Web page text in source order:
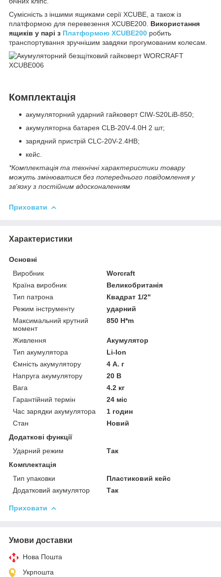
Сумісність з іншими ящиками серії XCUBE, а також із
платформою для перевезення XCUBE200. Використання
ящиків у парі з Платформою XCUBE200 робить
транспортування зручнішим завдяки прогумованим колесам.
Комплектація
акумуляторний ударний гайковерт CIW-S20LiB-850;
акумуляторна батарея CLB-20V-4.0H 2 шт;
зарядний пристрій CLC-20V-2.4HB;
кейс.
*Комплектація та технічні характеристики товару
можуть змінюватися без попереднього повідомлення у
зв'язку з постійним вдосконаленням
Приховати
Характеристики
Основні
Виробник
Worcraft
Країна виробник
Великобританія
Тип патрона
Квадрат 1/2"
Режим інструменту
ударний
Максимальний крутний
момент
850 H*m
Живлення
Акумулятор
Тип акумулятора
Li-Ion
Ємність акумулятору
4 А. г
Напруга акумулятору
20 В
Вага
4.2 кг
Гарантійний термін
24 міс
Час зарядки акумулятора
1 годин
Стан
Новий
Додаткові функції
Ударний режим
Так
Комплектація
Тип упаковки
Пластиковий кейс
Додатковий акумулятор
Так
Приховати
Умови доставки
Нова Пошта
Укрпошта